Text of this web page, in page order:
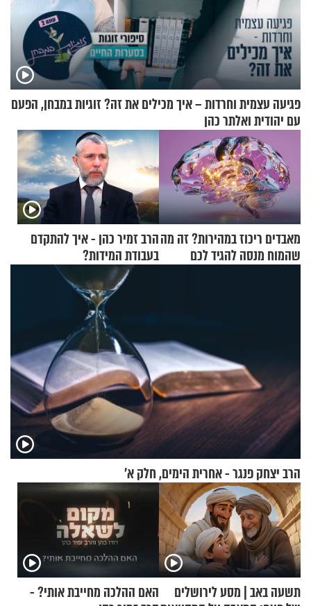
פגיעה עצמית וחרדות – איך מכילים את זה? זוגיות במבחן, הפעם
עם יהודית ואלתר כהן
מאבדים ריכוז במהירות? זה מה
שהמוח מנסה להגיד לכם
הרב זמיר כהן - איך להתקדם
בעבודת המידות?
הרב יצחק פנגר - אחרית הימים, חלק א’
תשעה באב | מסע לירושלים
האם ההלכה מחייבת אותי? -